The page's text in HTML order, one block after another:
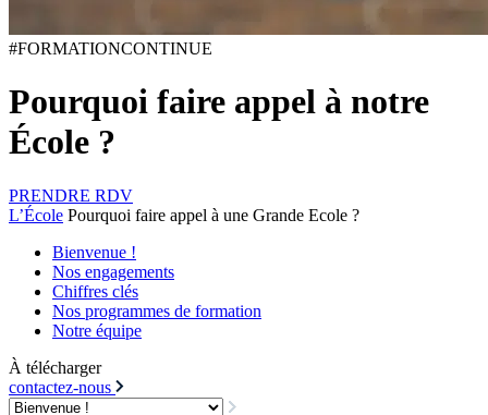
#FORMATIONCONTINUE
Pourquoi faire appel à notre
École ?
PRENDRE RDV
L’École Pourquoi faire appel à une Grande Ecole ?
Bienvenue !
Nos engagements
Chiffres clés
Nos programmes de formation
Notre équipe
À télécharger
contactez-nous